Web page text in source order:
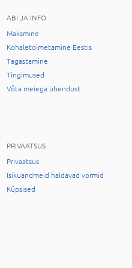
ABI JA INFO
Maksmine
Kohaletoimetamine Eestis
Tagastamine
Tingimused
Võta meiega ühendust
PRIVAATSUS
Privaatsus
Isikuandmeid haldavad vormid
Küpsised